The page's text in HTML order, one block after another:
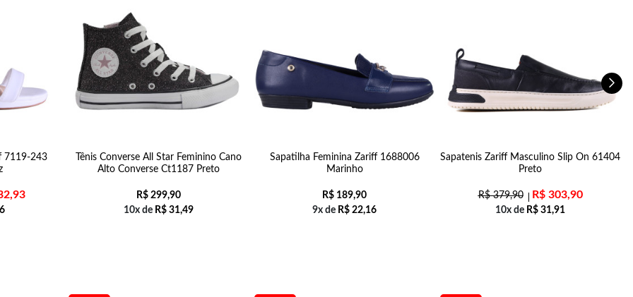
7119-243
Tênis Converse All Star Feminino Cano
Alto Converse Ct1187 Preto
R$ 299,90
10x de R$ 31,49
Sapatilha Feminina Zariff 1688006
Marinho
R$ 189,90
9x de R$ 22,16
Sapatenis Zariff Masculino Slip On 61404
Preto
R$379,90 R$303,90
10x de R$ 31,91